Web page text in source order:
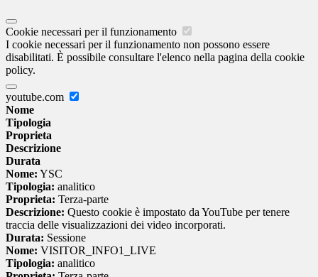
Cookie necessari per il funzionamento
I cookie necessari per il funzionamento non possono essere
disabilitati. È possibile consultare l'elenco nella pagina della cookie
policy.
youtube.com
Nome
Tipologia
Proprieta
Descrizione
Durata
Nome: YSC
Tipologia: analitico
Proprieta: Terza-parte
Descrizione: Questo cookie è impostato da YouTube per tenere
traccia delle visualizzazioni dei video incorporati.
Durata: Sessione
Nome: VISITOR_INFO1_LIVE
Tipologia: analitico